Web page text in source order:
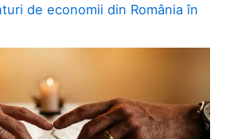
de economii din România în